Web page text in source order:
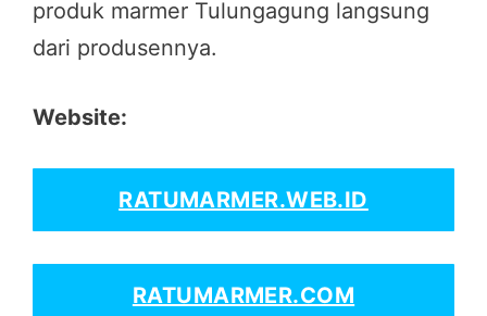
produk marmer Tulungagung langsung
dari produsennya.
Website:
RATUMARMER.WEB.ID
RATUMARMER.COM